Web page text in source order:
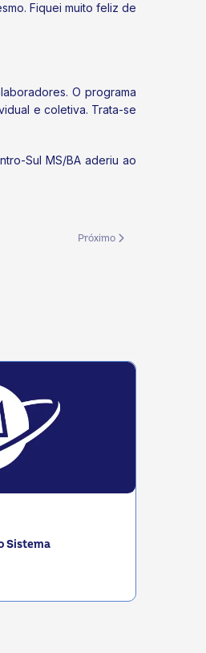
Fiquei muito feliz de
O programa
e coletiva. Trata-se
Sul MS/BA aderiu ao
Próximo artigo: Sistema
Próximo
Sistema